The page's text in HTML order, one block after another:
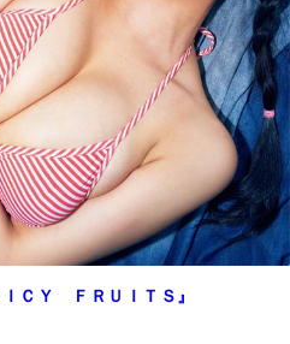
ＣＹ ＦＲＵＩＴＳ』